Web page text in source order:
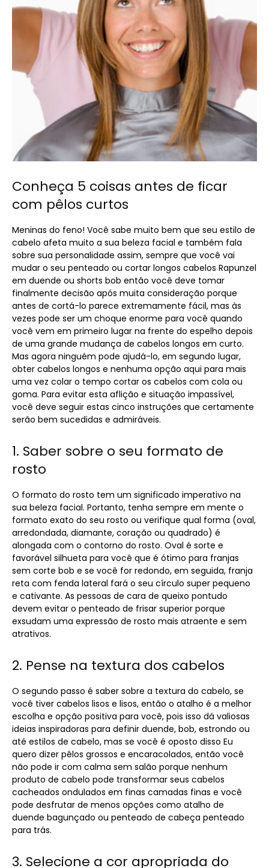
Conheça 5 coisas antes de ficar
com pêlos curtos
Meninas do feno! Você sabe muito bem que seu estilo de
cabelo afeta muito a sua beleza facial e também fala
sobre sua personalidade assim, sempre que você vai
mudar o seu penteado ou cortar longos cabelos Rapunzel
em duende ou shorts bob então você deve tomar
finalmente decisão após muita consideração porque
antes de cortá-lo parece extremamente fácil, mas às
vezes pode ser um choque enorme para você quando
você vem em primeiro lugar na frente do espelho depois
de uma grande mudança de cabelos longos em curto.
Mas agora ninguém pode ajudá-lo, em segundo lugar,
obter cabelos longos e nenhuma opção aqui para mais
uma vez colar o tempo cortar os cabelos com cola ou
goma. Para evitar esta aflição e situação impassível,
você deve seguir estas cinco instruções que certamente
serão bem sucedidas e admiráveis.
1. Saber sobre o seu formato de
rosto
O formato do rosto tem um significado imperativo na
sua beleza facial. Portanto, tenha sempre em mente o
formato exato do seu rosto ou verifique qual forma (oval,
arredondada, diamante, coração ou quadrado) é
alongada com o contorno do rosto. Oval é sorte e
favorável silhueta para você que é ótimo para franjas
sem corte bob e se você for redondo, em seguida, franja
reta com fenda lateral fará o seu círculo super pequeno
e cativante. As pessoas de cara de queixo pontudo
devem evitar o penteado de frisar superior porque
exsudam uma expressão de rosto mais atraente e sem
atrativos.
2. Pense na textura dos cabelos
O segundo passo é saber sobre a textura do cabelo, se
você tiver cabelos lisos e lisos, então o atalho é a melhor
escolha e opção positiva para você, pois isso dá valiosas
ideias inspiradoras para definir duende, bob, estrondo ou
até estilos de cabelo, mas se você é oposto disso Eu
quero dizer pêlos grossos e encaracolados, então você
não pode ir com calma sem salão porque nenhum
produto de cabelo pode transformar seus cabelos
cacheados ondulados em finas camadas finas e você
pode desfrutar de menos opções como atalho de
duende bagunçado ou penteado de cabeça penteado
para trás.
3. Selecione a cor apropriada do